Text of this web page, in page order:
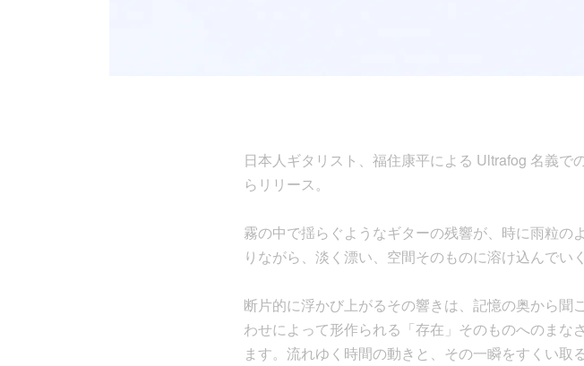
日本人ギタリスト、福住康平による Ultrafog 名義
らリリース。
霧の中で揺らぐようなギターの残響が、時に雨粒
りながら、淡く漂い、空間そのものに溶け込んでいく
断片的に浮かび上がるその響きは、記憶の奥から
わせによって形作られる「存在」そのものへのま
ます。流れゆく時間の動きと、その一瞬をすくい取